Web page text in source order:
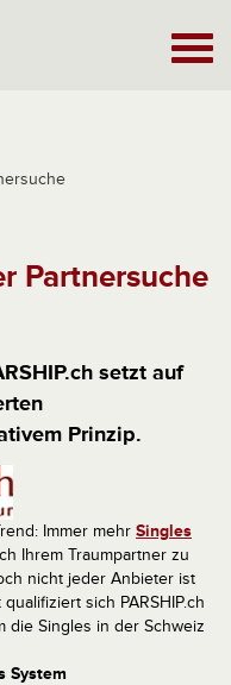
Partnersuche
setzt auf
Prinzip.
Immer mehr Singles
Ihrem Traumpartner zu
nicht jeder Anbieter ist
sich PARSHIP.ch
die Singles in der Schweiz
System